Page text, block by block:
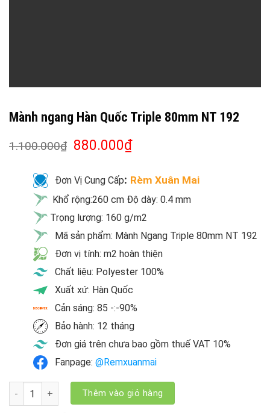
Mành ngang Hàn Quốc Triple 80mm NT 192
1.100.000₫ 880.000₫
Đơn Vị Cung Cấp: Rèm Xuân Mai
Khổ rộng:260 cm Độ dày: 0.4 mm
Trọng lượng: 160 g/m2
Mã sản phẩm: Mành Ngang Triple 80mm NT 192
Đơn vị tính: m2 hoàn thiện
Chất liệu: Polyester 100%
Xuất xứ: Hàn Quốc
Cản sáng: 85 -:-90%
Bảo hành: 12 tháng
Đơn giá trên chưa bao gồm thuế VAT 10%
Fanpage: @Remxuanmai
Mành ngang Hàn Quốc Triple 80mm NT 192 số lượng
Thêm vào giỏ hàng